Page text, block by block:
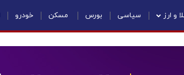
و ارز سیاسی بورس مسکن خودرو